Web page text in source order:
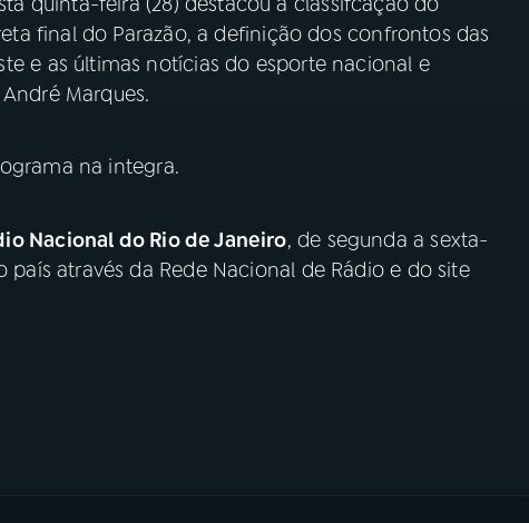
final do Parazão, a definição dos confrontos das
e as últimas notícias do esporte nacional e
Marques.
na integra.
Nacional do Rio de Janeiro, de segunda a sexta-
país através da Rede Nacional de Rádio e do site